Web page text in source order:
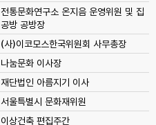
전통문화연구소 온지음 운영위원 및 집
공방 공방장
(사)이코모스한국위원회 사무총장
나눔문화 이사장
재단법인 아름지기 이사
서울특별시 문화재위원
이상건축 편집주간